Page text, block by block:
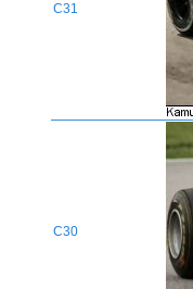
C31
C30